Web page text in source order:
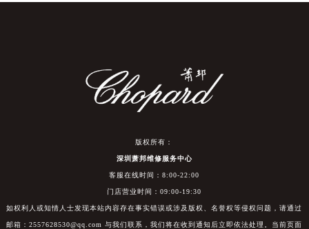
版权所有：
深圳萧邦维修服务中心
客服在线时间：8:00-22:00
门店营业时间：09:00-19:30
如权利人或知情人士发现本站内容存在事实错误或涉及版权、名誉权等侵权问题，请通过
邮箱：2557628530@qq.com 与我们联系，我们将在收到通知后立即依法处理。当前页面